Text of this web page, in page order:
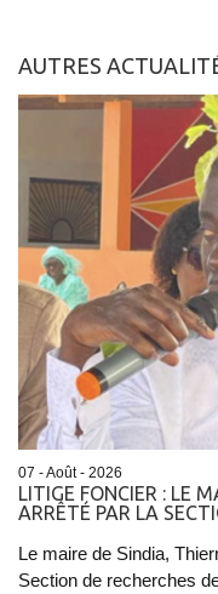
AUTRES
07 - Août - 2026
LITIGE FONCIER : LE
ARRÊTÉ PAR LA
Le maire de Sindia,
Section de recherches